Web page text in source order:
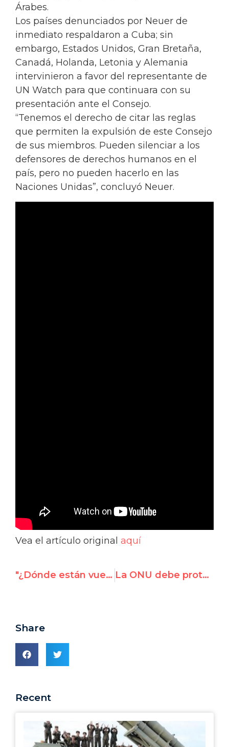
Árabes.
Los países denunciados por Neuer de
inmediato respaldaron a Cuba; sin
embargo, Estados Unidos, Gran Bretaña,
Canadá, Holanda, Letonia y Alemania
intervinieron a favor del representante de
UN Watch para que continuara con su
presentación ante el Consejo.
“Tenemos el derecho de citar las reglas
que permiten la expulsión de este Consejo
de sus miembros. Pueden silenciar a los
defensores de derechos humanos en el
país, pero no pueden hacerlo en las
Naciones Unidas”, concluyó Neuer.
Vea el artículo original aquí
"¿Dónde están vuestros judíos?" – Hillel Neuer en la ONU La ONU debe protestar ante la imputación del abogado de Derechos Humanos, Orhan Kemal Cengiz
Share
Recent